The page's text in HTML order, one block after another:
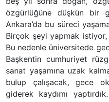
özgürlüğüne düşkün bir
Ankara’da bu süreci
Birçok şeyi yapmak istiyor,
Bu nedenle üniversitede
Başkentin cumhuriyet
sanat yaşamına uzak
bulup çalışacak, gece
giderek kaydımı